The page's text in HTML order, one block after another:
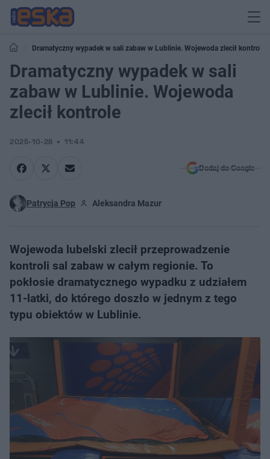
Dramatyczny wypadek w sali zabaw w Lublinie. Wojewoda zlecił kontrole
Dramatyczny wypadek w sali
zabaw w Lublinie. Wojewoda
zlecił kontrole
2025-10-28 11:44
Dodaj do Google
Patrycja Pop Aleksandra Mazur
Wojewoda lubelski zlecił przeprowadzenie
kontroli sal zabaw w całym regionie. To
pokłosie dramatycznego wypadku z udziałem
11-latki, do którego doszło w jednym z tego
typu obiektów w Lublinie.